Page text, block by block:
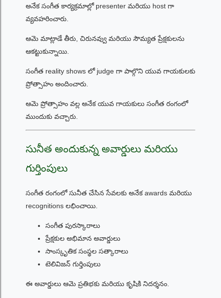
అనేక సంగీత కార్యక్రమాల్లో presenter మరియు host గా
వ్యవహరించారు.
ఆమె మాట్లాడే తీరు, చిరునవ్వు మరియు సౌమ్యత ప్రేక్షకులను
ఆకట్టుకున్నాయి.
సంగీత reality shows లో judge గా పాల్గొని యువ గాయకులకు
ప్రోత్సాహం అందించారు.
ఆమె ప్రోత్సాహం వల్ల అనేక యువ గాయకులు సంగీత రంగంలో
ముందుకు వచ్చారు.
సునీత అందుకున్న అవార్డులు మరియు
గుర్తింపులు
సంగీత రంగంలో సునీత చేసిన సేవలకు అనేక awards మరియు
recognitions లభించాయి.
సంగీత పురస్కారాలు
ప్రేక్షకుల అభిమాన అవార్డులు
సాంస్కృతిక సంస్థల సత్కారాలు
టెలివిజన్ గుర్తింపులు
ఈ అవార్డులు ఆమె ప్రతిభకు మరియు కృషికి నిదర్శనం.